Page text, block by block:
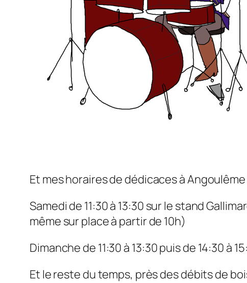
Et mes horaires de dédicaces à Angoulême
Samedi de 11:30 à 13:30 sur le stand
même sur place à partir de 10h)
Dimanche de 11:30 à 13:30 puis de 14:30 à
Et le reste du temps, près des débits de